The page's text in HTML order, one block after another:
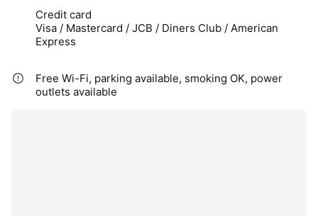
Credit card
Visa / Mastercard / JCB / Diners Club / American
Express
Free Wi-Fi, parking available, smoking OK, power
outlets available